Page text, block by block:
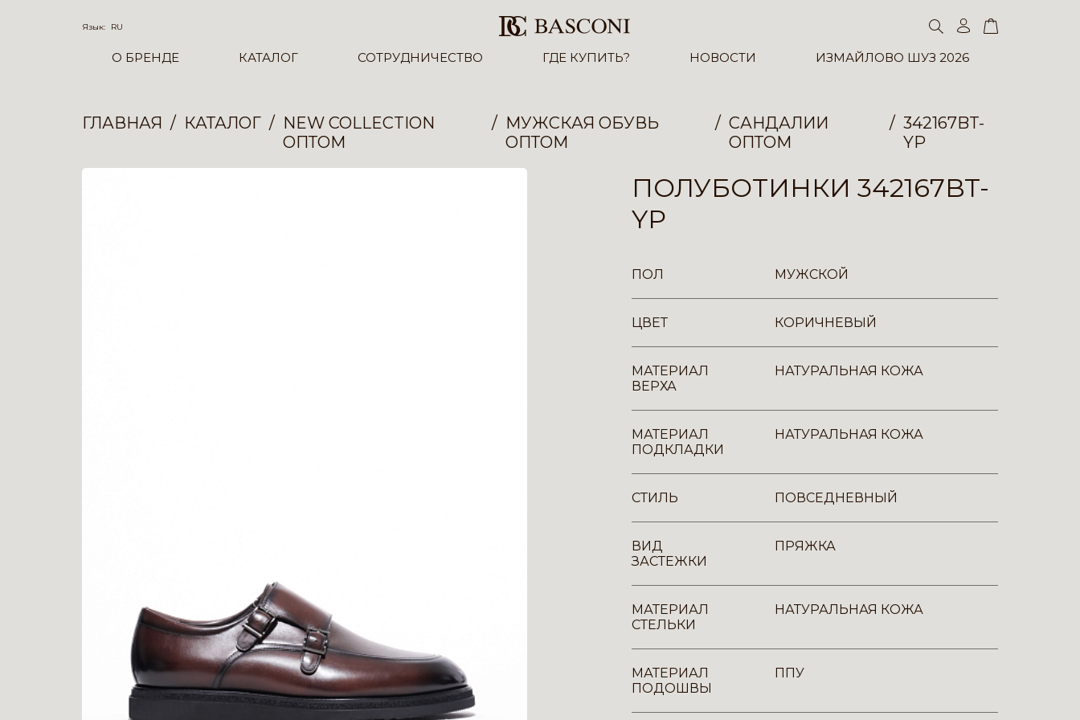
Язык: RU
О БРЕНДЕ КАТАЛОГ СОТРУДНИЧЕСТВО ГДЕ КУПИТЬ? НОВОСТИ ИЗМАЙЛОВО ШУЗ 2026
ГЛАВНАЯ КАТАЛОГ
NEW COLLECTION
ОПТОМ
МУЖСКАЯ ОБУВЬ
ОПТОМ
САНДАЛИИ
ОПТОМ
342167BT-
YP
ПОЛУБОТИНКИ 342167BT-
YP
ПОЛ МУЖСКОЙ
ЦВЕТ КОРИЧНЕВЫЙ
МАТЕРИАЛ
ВЕРХА
НАТУРАЛЬНАЯ КОЖА
МАТЕРИАЛ
ПОДКЛАДКИ
НАТУРАЛЬНАЯ КОЖА
СТИЛЬ ПОВСЕДНЕВНЫЙ
ВИД
ЗАСТЕЖКИ
ПРЯЖКА
МАТЕРИАЛ
СТЕЛЬКИ
НАТУРАЛЬНАЯ КОЖА
МАТЕРИАЛ
ПОДОШВЫ
ППУ